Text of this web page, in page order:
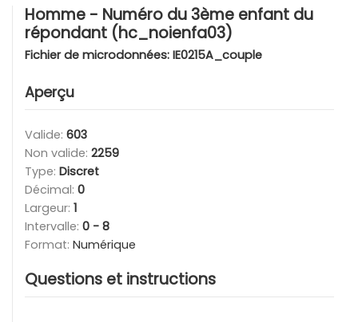
Homme - Numéro du 3ème enfant du
répondant (hc_noienfa03)
Fichier de microdonnées: IE0215A_couple
Aperçu
Valide: 603
Non valide: 2259
Type: Discret
Décimal: 0
Largeur: 1
Intervalle: 0 - 8
Format: Numérique
Questions et instructions